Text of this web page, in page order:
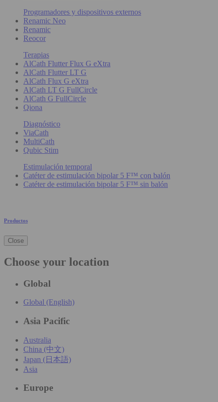
Programadores y dispositivos externos
Renamic Neo
Renamic
Reocor
Terapias
AlCath Flutter Flux G eXtra
AlCath Flutter LT G
AlCath Flux G eXtra
AlCath LT G FullCircle
AlCath G FullCircle
Qiona
Diagnóstico
ViaCath
MultiCath
Qubic Stim
Estimulación temporal
Catéter de estimulación bipolar 5 F™ con balón
Catéter de estimulación bipolar 5 F™ sin balón
Productos
Close
Choose your location
Global
Global (English)
Asia Pacific
Australia
China (中文)
Japan (日本語)
Asia
Europe